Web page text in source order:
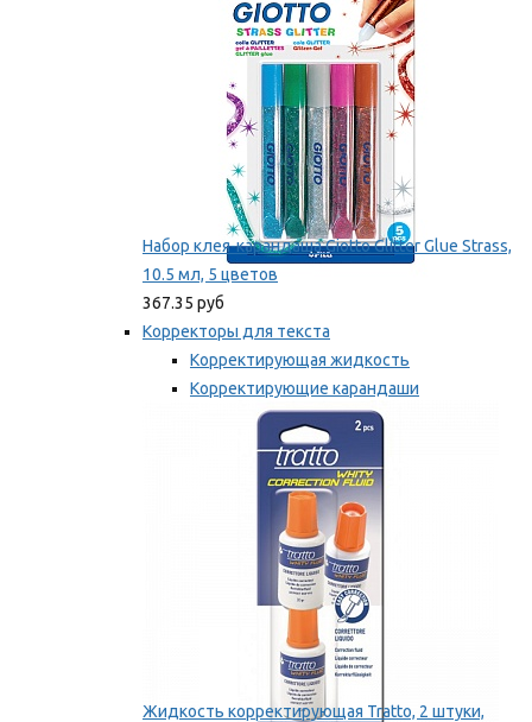
Набор клея-карандаша Giotto Glitter Glue Strass,
10.5 мл, 5 цветов
367.35 руб
Корректоры для текста
Корректирующая жидкость
Корректирующие карандаши
Корректирующие ленты
Мы рекомендуем
Жидкость корректирующая Tratto, 2 штуки,